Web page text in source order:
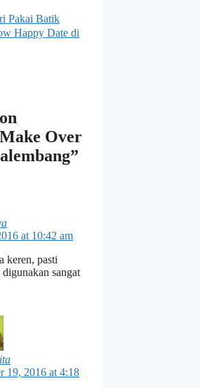
Pakai Batik
Happy Date di
Over
at 10:42 am
keren, pasti
sangat
19, 2016 at 4:18